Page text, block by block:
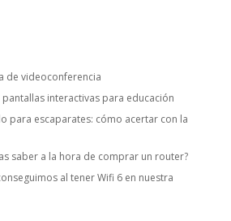
de videoconferencia
pantallas interactivas para educación
para escaparates: cómo acertar con la
saber a la hora de comprar un router?
al tener Wifi 6 en nuestra